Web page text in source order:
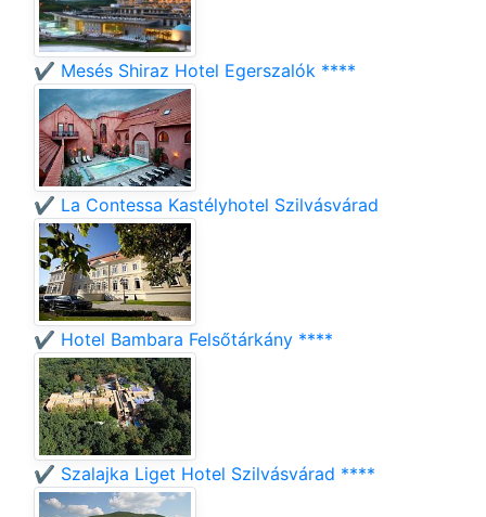
✔️ Mesés Shiraz Hotel Egerszalók ****
✔️ La Contessa Kastélyhotel Szilvásvárad
✔️ Hotel Bambara Felsőtárkány ****
✔️ Szalajka Liget Hotel Szilvásvárad ****